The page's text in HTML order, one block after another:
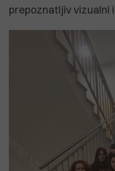
prepoznatljiv vizualni